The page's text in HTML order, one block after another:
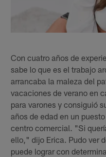
Con cuatro años de
sabe lo que es el trabajo
arrancaba la maleza del
vacaciones de verano en
para varones y consiguió
años de edad en un
centro comercial. "Si
ello," dijo Erica. Pudo ver
puede lograr con